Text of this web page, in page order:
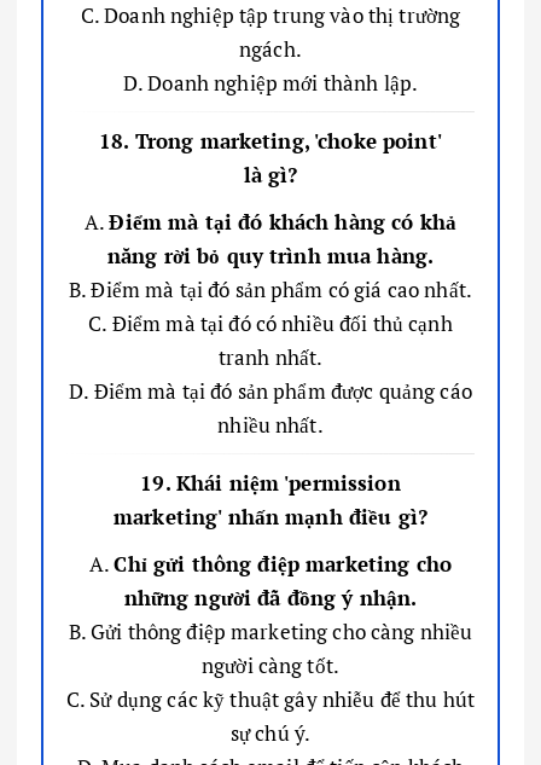
C. Doanh nghiệp tập trung vào thị trường
ngách.
D. Doanh nghiệp mới thành lập.
18. Trong marketing, 'choke point'
là gì?
A.Điểm mà tại đó khách hàng có khả
năng rời bỏ quy trình mua hàng.
B. Điểm mà tại đó sản phẩm có giá cao nhất.
C. Điểm mà tại đó có nhiều đối thủ cạnh
tranh nhất.
D. Điểm mà tại đó sản phẩm được quảng cáo
nhiều nhất.
19. Khái niệm 'permission
marketing' nhấn mạnh điều gì?
A.Chỉ gửi thông điệp marketing cho
những người đã đồng ý nhận.
B. Gửi thông điệp marketing cho càng nhiều
người càng tốt.
C. Sử dụng các kỹ thuật gây nhiễu để thu hút
sự chú ý.